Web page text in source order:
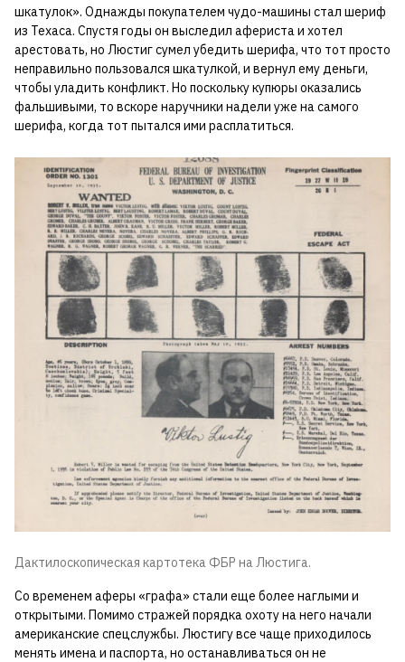
шкатулок». Однажды покупателем чудо-машины стал шериф
из Техаса. Спустя годы он выследил афериста и хотел
арестовать, но Люстиг сумел убедить шерифа, что тот просто
неправильно пользовался шкатулкой, и вернул ему деньги,
чтобы уладить конфликт. Но поскольку купюры оказались
фальшивыми, то вскоре наручники надели уже на самого
шерифа, когда тот пытался ими расплатиться.
Дактилоскопическая картотека ФБР на Люстига.
Со временем аферы «графа» стали еще более наглыми и
открытыми. Помимо стражей порядка охоту на него начали
американские спецслужбы. Люстигу все чаще приходилось
менять имена и паспорта, но останавливаться он не